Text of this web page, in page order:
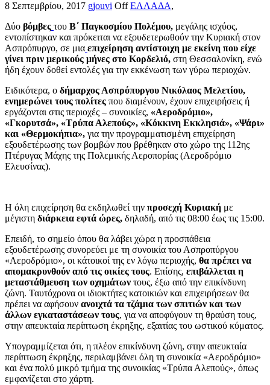
8 Σεπτεμβρίου, 2017 gjouvi Off ΕΛΛΑΔΑ,
Δύο βόμβες του Β΄ Παγκοσμίου Πολέμου, μεγάλης ισχύος,
εντοπίστηκαν και πρόκειται να εξουδετερωθούν την Κυριακή στον
Ασπρόπυργο, σε μια επιχείρηση αντίστοιχη με εκείνη που είχε
γίνει πριν μερικούς μήνες στο Κορδελιό, στη Θεσσαλονίκη, ενώ
ήδη έχουν δοθεί εντολές για την εκκένωση των γύρω περιοχών.
Ειδικότερα, ο δήμαρχος Ασπρόπυργου Νικόλαος Μελετίου,
ενημερώνει τους πολίτες που διαμένουν, έχουν επιχειρήσεις ή
εργάζονται στις περιοχές – συνοικίες, «Αεροδρόμιο»,
«Γκορυτσά», «Τρύπα Αλεπούς», «Κόκκινη Εκκλησιά», «Ψάρι»
και «Θερμοκήπια», για την προγραμματισμένη επιχείρηση
εξουδετέρωσης των βομβών που βρέθηκαν στο χώρο της 112ης
Πτέρυγας Μάχης της Πολεμικής Αεροπορίας (Αεροδρόμιο
Ελευσίνας).
Η όλη επιχείρηση θα εκδηλωθεί την προσεχή Κυριακή με
μέγιστη διάρκεια εφτά ώρες, δηλαδή, από τις 08:00 έως τις 15:00.
Επειδή, το σημείο όπου θα λάβει χώρα η προσπάθεια
εξουδετέρωσης συνορεύει με τη συνοικία του Ασπροπύργου
«Αεροδρόμιο», οι κάτοικοί της εν λόγω περιοχής, θα πρέπει να
απομακρυνθούν από τις οικίες τους. Επίσης, επιβάλλεται η
μεταστάθμευση των οχημάτων τους, έξω από την επικίνδυνη
ζώνη. Ταυτόχρονα οι ιδιοκτήτες κατοικιών και επιχειρήσεων θα
πρέπει να αφήσουν ανοιχτά τα τζάμια των σπιτιών και των
άλλων εγκαταστάσεων τους, για να αποφύγουν τη θραύση τους,
στην απευκταία περίπτωση έκρηξης, εξαιτίας του ωστικού κύματος.
Υπογραμμίζεται ότι, η πλέον επικίνδυνη ζώνη, στην απευκταία
περίπτωση έκρηξης, περιλαμβάνει όλη τη συνοικία «Αεροδρόμιο»
και ένα πολύ μικρό τμήμα της συνοικίας «Τρύπα Αλεπούς», όπως
εμφανίζεται στο χάρτη.